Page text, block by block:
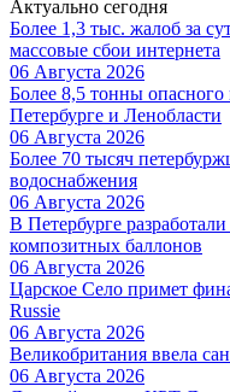
Актуально сегодня
Более 1,3 тыс. жалоб за
массовые сбои интернета
06 Августа 2026
Более 8,5 тонны
Петербурге и Ленобласти
06 Августа 2026
Более 70 тысяч
водоснабжения
06 Августа 2026
В Петербурге
композитных баллонов
06 Августа 2026
Царское Село примет
Russie
06 Августа 2026
Великобритания ввела
06 Августа 2026